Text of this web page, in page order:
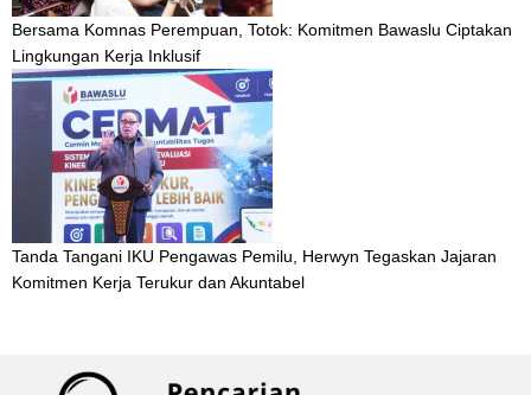
Bersama Komnas Perempuan, Totok: Komitmen Bawaslu Ciptakan
Lingkungan Kerja Inklusif
Tanda Tangani IKU Pengawas Pemilu, Herwyn Tegaskan Jajaran
Komitmen Kerja Terukur dan Akuntabel